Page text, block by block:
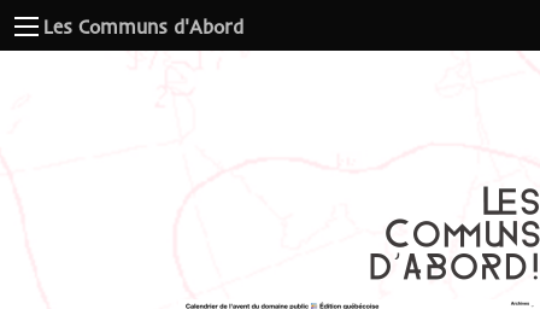
Les Communs d'Abord